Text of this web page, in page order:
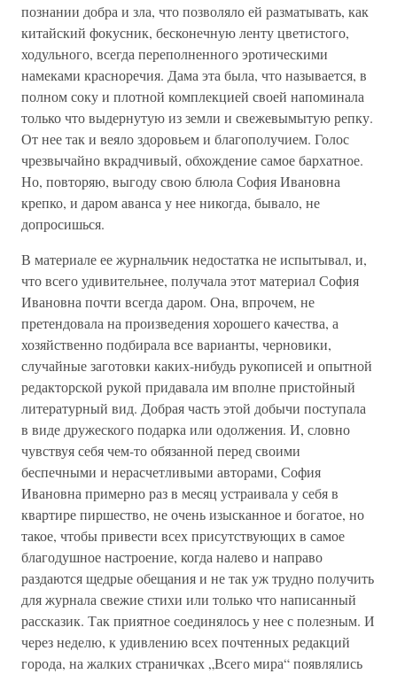
познании добра и зла, что позволяло ей разматывать, как
китайский фокусник, бесконечную ленту цветистого,
ходульного, всегда переполненного эротическими
намеками красноречия. Дама эта была, что называется, в
полном соку и плотной комплекцией своей напоминала
только что выдернутую из земли и свежевымытую репку.
От нее так и веяло здоровьем и благополучием. Голос
чрезвычайно вкрадчивый, обхождение самое бархатное.
Но, повторяю, выгоду свою блюла София Ивановна
крепко, и даром аванса у нее никогда, бывало, не
допросишься.
В материале ее журнальчик недостатка не испытывал, и,
что всего удивительнее, получала этот материал София
Ивановна почти всегда даром. Она, впрочем, не
претендовала на произведения хорошего качества, а
хозяйственно подбирала все варианты, черновики,
случайные заготовки каких-нибудь рукописей и опытной
редакторской рукой придавала им вполне пристойный
литературный вид. Добрая часть этой добычи поступала
в виде дружеского подарка или одолжения. И, словно
чувствуя себя чем-то обязанной перед своими
беспечными и нерасчетливыми авторами, София
Ивановна примерно раз в месяц устраивала у себя в
квартире пиршество, не очень изысканное и богатое, но
такое, чтобы привести всех присутствующих в самое
благодушное настроение, когда налево и направо
раздаются щедрые обещания и не так уж трудно получить
для журнала свежие стихи или только что написанный
рассказик. Так приятное соединялось у нее с полезным. И
через неделю, к удивлению всех почтенных редакций
города, на жалких страничках „Всего мира“ появлялись